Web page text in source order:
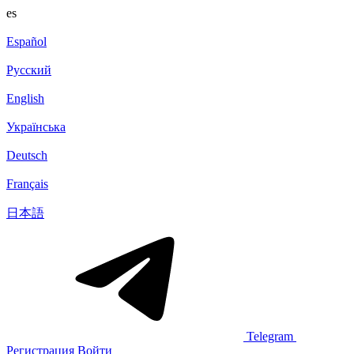
es
Español
Русский
English
Українська
Deutsch
Français
日本語
Telegram
Регистрация Войти